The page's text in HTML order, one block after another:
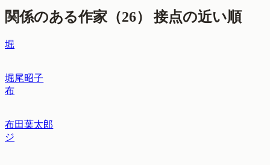
関係のある作家（26） 接点の近い順
堀
堀尾昭子
布
布田葉太郎
ジ